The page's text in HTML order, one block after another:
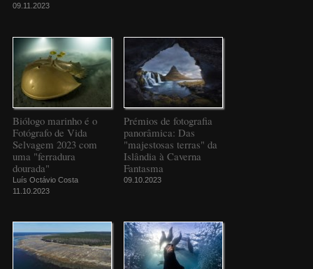
09.11.2023
Biólogo marinho é o
Fotógrafo de Vida
Selvagem 2023 com
uma "ferradura
dourada"
Luís Octávio Costa
11.10.2023
Prémios de fotografia
panorâmica: Das
"majestosas terras" da
Islândia à Caverna
Fantasma
09.10.2023